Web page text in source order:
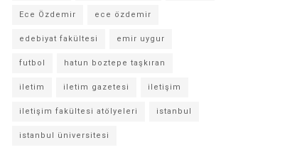
Ece Özdemir ece özdemir
edebiyat fakültesi emir uygur
futbol hatun boztepe taşkıran
iletim iletim gazetesi iletişim
iletişim fakültesi atölyeleri istanbul
istanbul üniversitesi